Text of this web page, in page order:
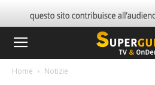
Home Notizie